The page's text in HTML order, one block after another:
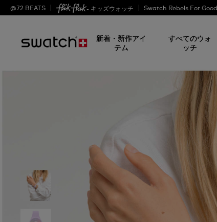
@ 72 BEATS - キッズウォッチ Swatch Rebels For Good
新着・新作アイ
テム
すべてのウォ
ッチ